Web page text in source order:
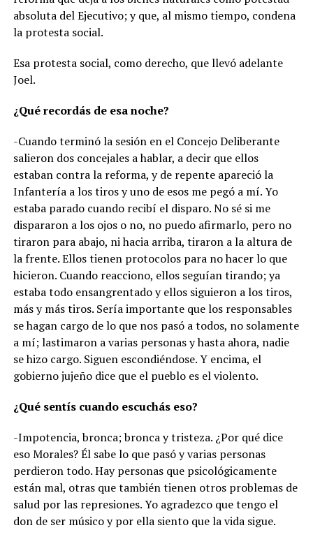
absoluta del Ejecutivo; y que, al mismo tiempo, condena
la protesta social.
Esa protesta social, como derecho, que llevó adelante
Joel.
¿Qué recordás de esa noche?
-Cuando terminó la sesión en el Concejo Deliberante
salieron dos concejales a hablar, a decir que ellos
estaban contra la reforma, y de repente apareció la
Infantería a los tiros y uno de esos me pegó a mí. Yo
estaba parado cuando recibí el disparo. No sé si me
dispararon a los ojos o no, no puedo afirmarlo, pero no
tiraron para abajo, ni hacia arriba, tiraron a la altura de
la frente. Ellos tienen protocolos para no hacer lo que
hicieron. Cuando reacciono, ellos seguían tirando; ya
estaba todo ensangrentado y ellos siguieron a los tiros,
más y más tiros. Sería importante que los responsables
se hagan cargo de lo que nos pasó a todos, no solamente
a mí; lastimaron a varias personas y hasta ahora, nadie
se hizo cargo. Siguen escondiéndose. Y encima, el
gobierno jujeño dice que el pueblo es el violento.
¿Qué sentís cuando escuchás eso?
-Impotencia, bronca; bronca y tristeza. ¿Por qué dice
eso Morales? Él sabe lo que pasó y varias personas
perdieron todo. Hay personas que psicológicamente
están mal, otras que también tienen otros problemas de
salud por las represiones. Yo agradezco que tengo el
don de ser músico y por ella siento que la vida sigue.